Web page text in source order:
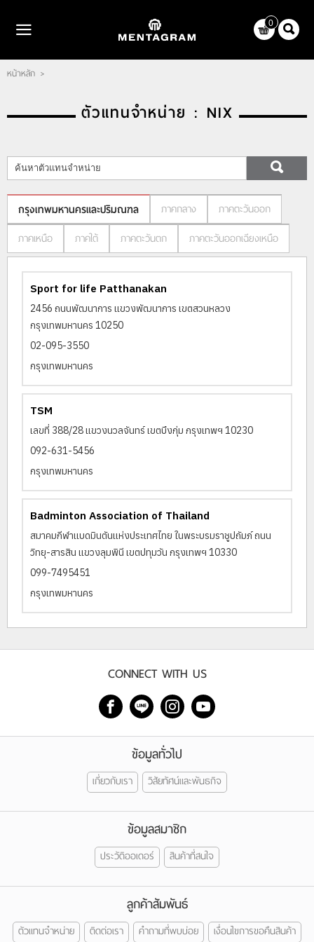
ไทย
หน้าหลัก
ตัวแทนจำหน่าย
เกี่ยวกับเรา
ติดต่อเรา
0
หน้าหลัก >
ตัวแทนจำหน่าย : NIX
กรุงเทพมหานครและปริมณฑล ภาคกลาง
ภาคตะวันออก
ภาคเหนือ
ภาคใต้ ภาคตะวันตก ภาคตะวันออกเฉียงเหนือ
Sport for life Patthanakan
2456 ถนนพัฒนาการ แขวงพัฒนาการ เขตสวนหลวง
กรุงเทพมหานคร 10250
02-095-3550
กรุงเทพมหานคร
TSM
เลขที่ 388/28 แขวงนวลจันทร์ เขตบึงกุ่ม กรุงเทพฯ 10230
092-631-5456
กรุงเทพมหานคร
Badminton Association of Thailand
สมาคมกีฬาเเบดมินตันเเห่งประเทศไทย ในพระบรมราชูปถัมภ์ ถนน
วิทยุ-สารสิน แขวงลุมพินี เขตปทุมวัน กรุงเทพฯ 10330
099-7495451
กรุงเทพมหานคร
CONNECT WITH US
ข้อมูลทั่วไป
เกี่ยวกับเรา วิสัยทัศน์และพันธกิจ
ข้อมูลสมาชิก
ประวัติออเดอร์ สินค้าที่สนใจ
ลูกค้าสัมพันธ์
ตัวแทนจำหน่าย ติดต่อเรา คำถามที่พบบ่อย เงื่อนไขการขอคืนสินค้า